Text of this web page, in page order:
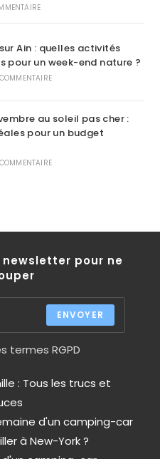
Ain : quelles activités
pour un week-end nature ?
au soleil pas cher :
pour un budget
pour ne
ENVOYER
termes RGPD
: Tous les trucs et
d'un camping-car
à New-York ?